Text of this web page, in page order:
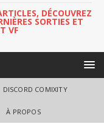
DÉCOUVREZ
SORTIES ET
VF
DISCORD COMIXITY
À PROPOS